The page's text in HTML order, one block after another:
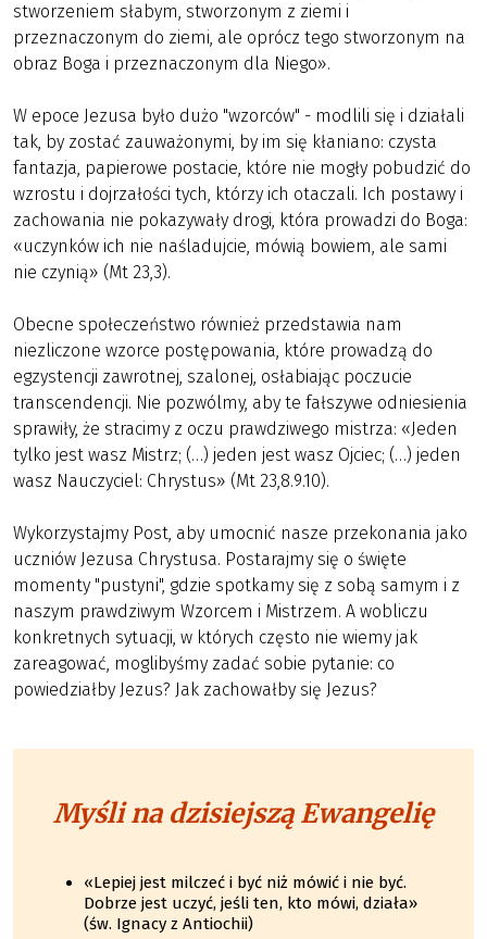
stworzeniem słabym, stworzonym z ziemi i
przeznaczonym do ziemi, ale oprócz tego stworzonym na
obraz Boga i przeznaczonym dla Niego».
W epoce Jezusa było dużo "wzorców" - modlili się i działali
tak, by zostać zauważonymi, by im się kłaniano: czysta
fantazja, papierowe postacie, które nie mogły pobudzić do
wzrostu i dojrzałości tych, którzy ich otaczali. Ich postawy i
zachowania nie pokazywały drogi, która prowadzi do Boga:
«uczynków ich nie naśladujcie, mówią bowiem, ale sami
nie czynią» (Mt 23,3).
Obecne społeczeństwo również przedstawia nam
niezliczone wzorce postępowania, które prowadzą do
egzystencji zawrotnej, szalonej, osłabiając poczucie
transcendencji. Nie pozwólmy, aby te fałszywe odniesienia
sprawiły, że stracimy z oczu prawdziwego mistrza: «Jeden
tylko jest wasz Mistrz; (…) jeden jest wasz Ojciec; (…) jeden
wasz Nauczyciel: Chrystus» (Mt 23,8.9.10).
Wykorzystajmy Post, aby umocnić nasze przekonania jako
uczniów Jezusa Chrystusa. Postarajmy się o święte
momenty "pustyni", gdzie spotkamy się z sobą samym i z
naszym prawdziwym Wzorcem i Mistrzem. A wobliczu
konkretnych sytuacji, w których często nie wiemy jak
zareagować, moglibyśmy zadać sobie pytanie: co
powiedziałby Jezus? Jak zachowałby się Jezus?
Myśli na dzisiejszą Ewangelię
«Lepiej jest milczeć i być niż mówić i nie być.
Dobrze jest uczyć, jeśli ten, kto mówi, działa»
(św. Ignacy z Antiochii)